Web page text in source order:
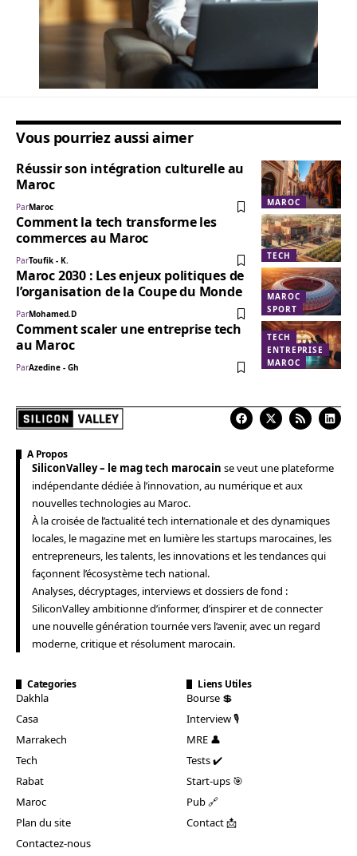
Vous pourriez aussi aimer
MAROC
Réussir son intégration culturelle au
Maroc
ParMaroc
TECH
Comment la tech transforme les
commerces au Maroc
ParToufik - K.
MAROC
SPORT
Maroc 2030 : Les enjeux politiques de
l’organisation de la Coupe du Monde
ParMohamed.D
TECH
ENTREPRISE
MAROC
Comment scaler une entreprise tech
au Maroc
ParAzedine - Gh
A Propos
SiliconValley – le mag tech marocain se veut une plateforme
indépendante dédiée à l’innovation, au numérique et aux
nouvelles technologies au Maroc.
À la croisée de l’actualité tech internationale et des dynamiques
locales, le magazine met en lumière les startups marocaines, les
entrepreneurs, les talents, les innovations et les tendances qui
façonnent l’écosystème tech national.
Analyses, décryptages, interviews et dossiers de fond :
SiliconValley ambitionne d’informer, d’inspirer et de connecter
une nouvelle génération tournée vers l’avenir, avec un regard
moderne, critique et résolument marocain.
Categories
Dakhla
Casa
Marrakech
Tech
Rabat
Maroc
Plan du site
Contactez-nous
Liens Utiles
Bourse 💲
Interview 🎙️
MRE 👤
Tests ✔️
Start-ups 🎯
Pub 🔗
Contact 📩